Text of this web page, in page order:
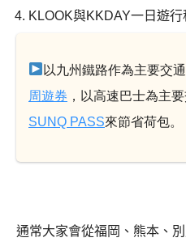
KLOOK與KKDAY一日遊行
以九州鐵路作為主要交
周遊券 ，以高速巴士為主
SUNQ PASS來節省荷包。
通常大家會從福岡、熊本、